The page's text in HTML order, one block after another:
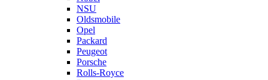
NSU
Oldsmobile
Opel
Packard
Peugeot
Porsche
Rolls-Royce